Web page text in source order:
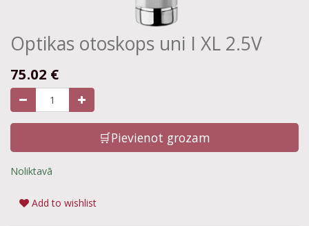
Optikas otoskops uni I XL 2.5V
75.02 €
🛒Pievienot grozam
Noliktavā
Add to wishlist